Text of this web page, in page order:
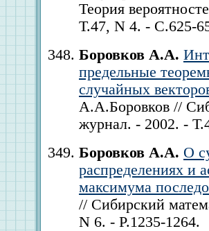
Теория
Т.47, N 4. - С.625-
Боровков А.А.
предельные
случайных
А.А.Боровков //
журнал. - 2002. -
Боровков А.А. О
распределениях и
максимума
// Сибирский
N 6. - P.1235-1264.